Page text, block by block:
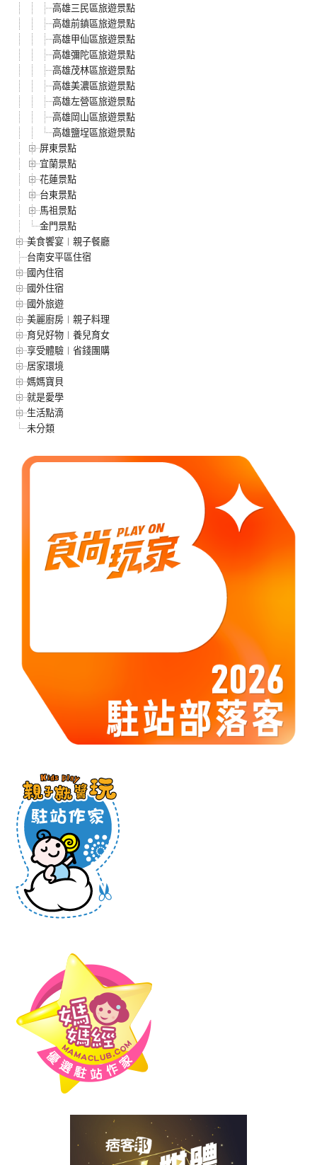
高雄三民區旅遊景點
高雄前鎮區旅遊景點
高雄甲仙區旅遊景點
高雄彌陀區旅遊景點
高雄茂林區旅遊景點
高雄美濃區旅遊景點
高雄左營區旅遊景點
高雄岡山區旅遊景點
高雄鹽埕區旅遊景點
屏東景點
宜蘭景點
花蓮景點
台東景點
馬祖景點
金門景點
美食饗宴︱親子餐廳
台南安平區住宿
國內住宿
國外住宿
國外旅遊
美麗廚房︱親子料理
育兒好物︱養兒育女
享受體驗︱省錢團購
居家環境
媽媽寶貝
就是愛學
生活點滴
未分類